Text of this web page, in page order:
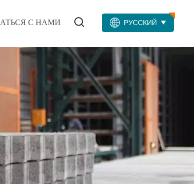
РУССКИЙ
С НАМИ